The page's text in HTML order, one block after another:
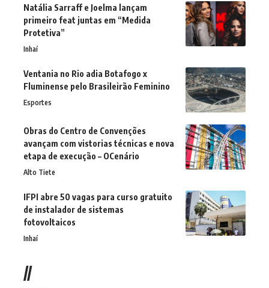
Natália Sarraff e Joelma lançam
primeiro feat juntas em “Medida
Protetiva”
Inhaí
Ventania no Rio adia Botafogo x
Fluminense pelo Brasileirão Feminino
Esportes
Obras do Centro de Convenções
avançam com vistorias técnicas e nova
etapa de execução – OCenário
Alto Tiete
IFPI abre 50 vagas para curso gratuito
de instalador de sistemas
fotovoltaicos
Inhaí
//